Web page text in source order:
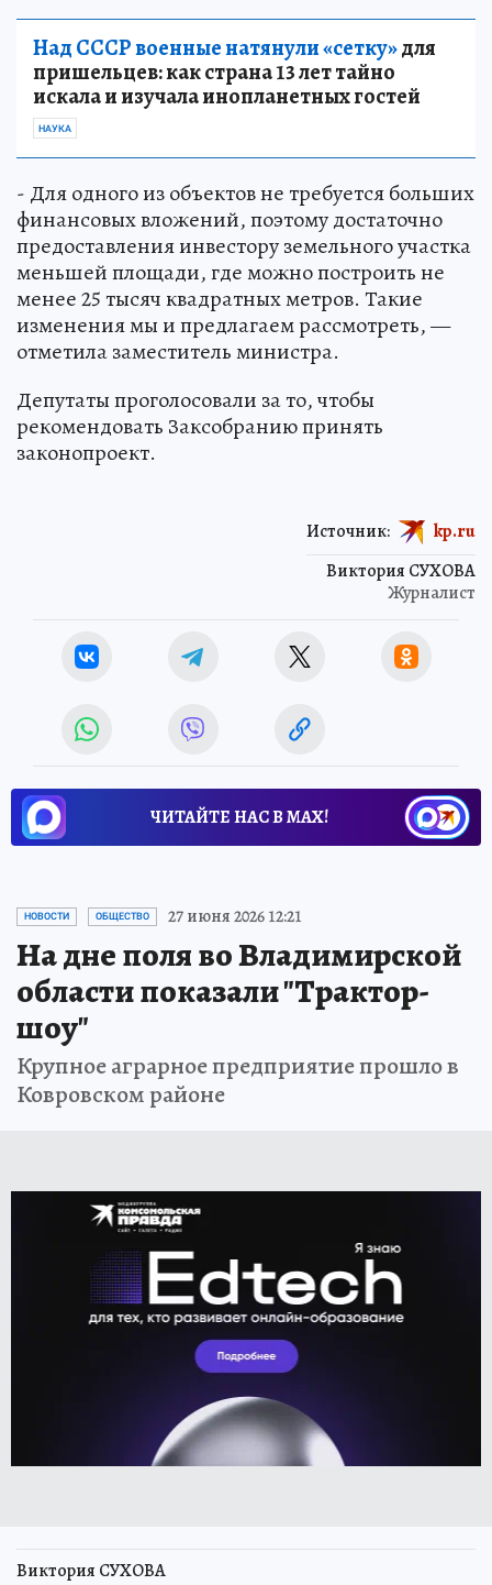
Над СССР военные натянули «сетку»для
пришельцев: как страна 13 лет тайно
искала и изучала инопланетных гостей
НАУКА
- Для одного из объектов не требуется больших
финансовых вложений, поэтому достаточно
предоставления инвестору земельного участка
меньшей площади, где можно построить не
менее 25 тысяч квадратных метров. Такие
изменения мы и предлагаем рассмотреть, —
отметила заместитель министра.
Депутаты проголосовали за то, чтобы
рекомендовать Заксобранию принять
законопроект.
Виктория СУХОВА
Журналист
Источник: kp.ru
ЧИТАЙТЕ НАС В МАХ!
НОВОСТИ ОБЩЕСТВО 27 июня 2026 12:21
На дне поля во Владимирской
области показали "Трактор-
шоу"
Крупное аграрное предприятие прошло в
Ковровском районе
Виктория СУХОВА